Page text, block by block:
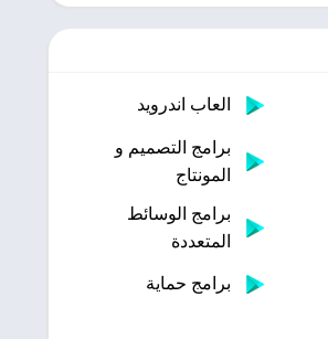
العاب اندرويد
برامج التصميم و
المونتاج
برامج الوسائط
المتعددة
برامج حماية